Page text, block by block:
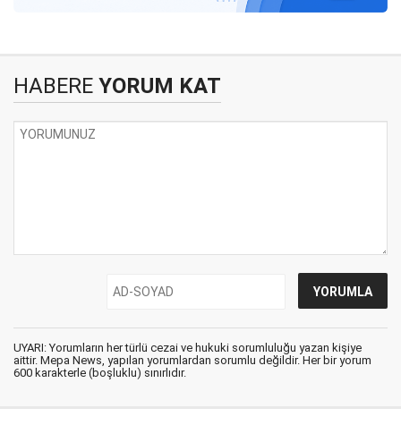
HABERE YORUM KAT
UYARI: Yorumların her türlü cezai ve hukuki sorumluluğu yazan kişiye
aittir. Mepa News, yapılan yorumlardan sorumlu değildir. Her bir yorum
600 karakterle (boşluklu) sınırlıdır.